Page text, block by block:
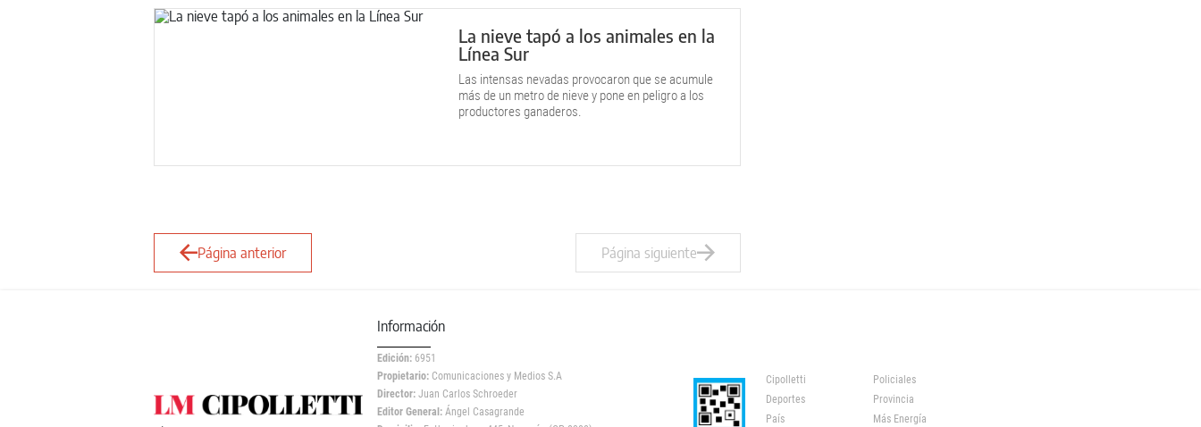
La nieve tapó a los animales en la
Línea Sur
Las intensas nevadas provocaron que se acumule
más de un metro de nieve y pone en peligro a los
productores ganaderos.
Página anterior Página siguiente
Información
Edición: 6951
Propietario: Comunicaciones y Medios S.A
Director: Juan Carlos Schroeder
Editor General: Ángel Casagrande
Cipolletti
Policiales
Deportes
Provincia
País
Más Energía